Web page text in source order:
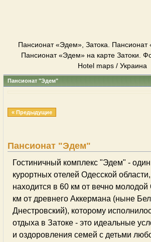
Пансионат «Эдем», Затока. Пансионат
Пансионат «Эдем» на карте Затоки.
Hotel maps / Украина
Пансионат "Эдем"
« Предыдущие
Пансионат "Эдем"
Гостиничный комплекс "Эдем" -
курортных отелей Одесской
находится в 60 км от вечно
км от древнего Аккермана (ныне
Днестровский), которому
отдыха в Затоке - это идеальные
и оздоровления семей с детьми